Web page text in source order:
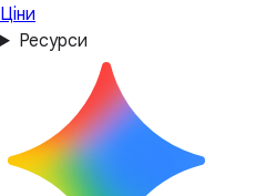
Ціни
Ресурси